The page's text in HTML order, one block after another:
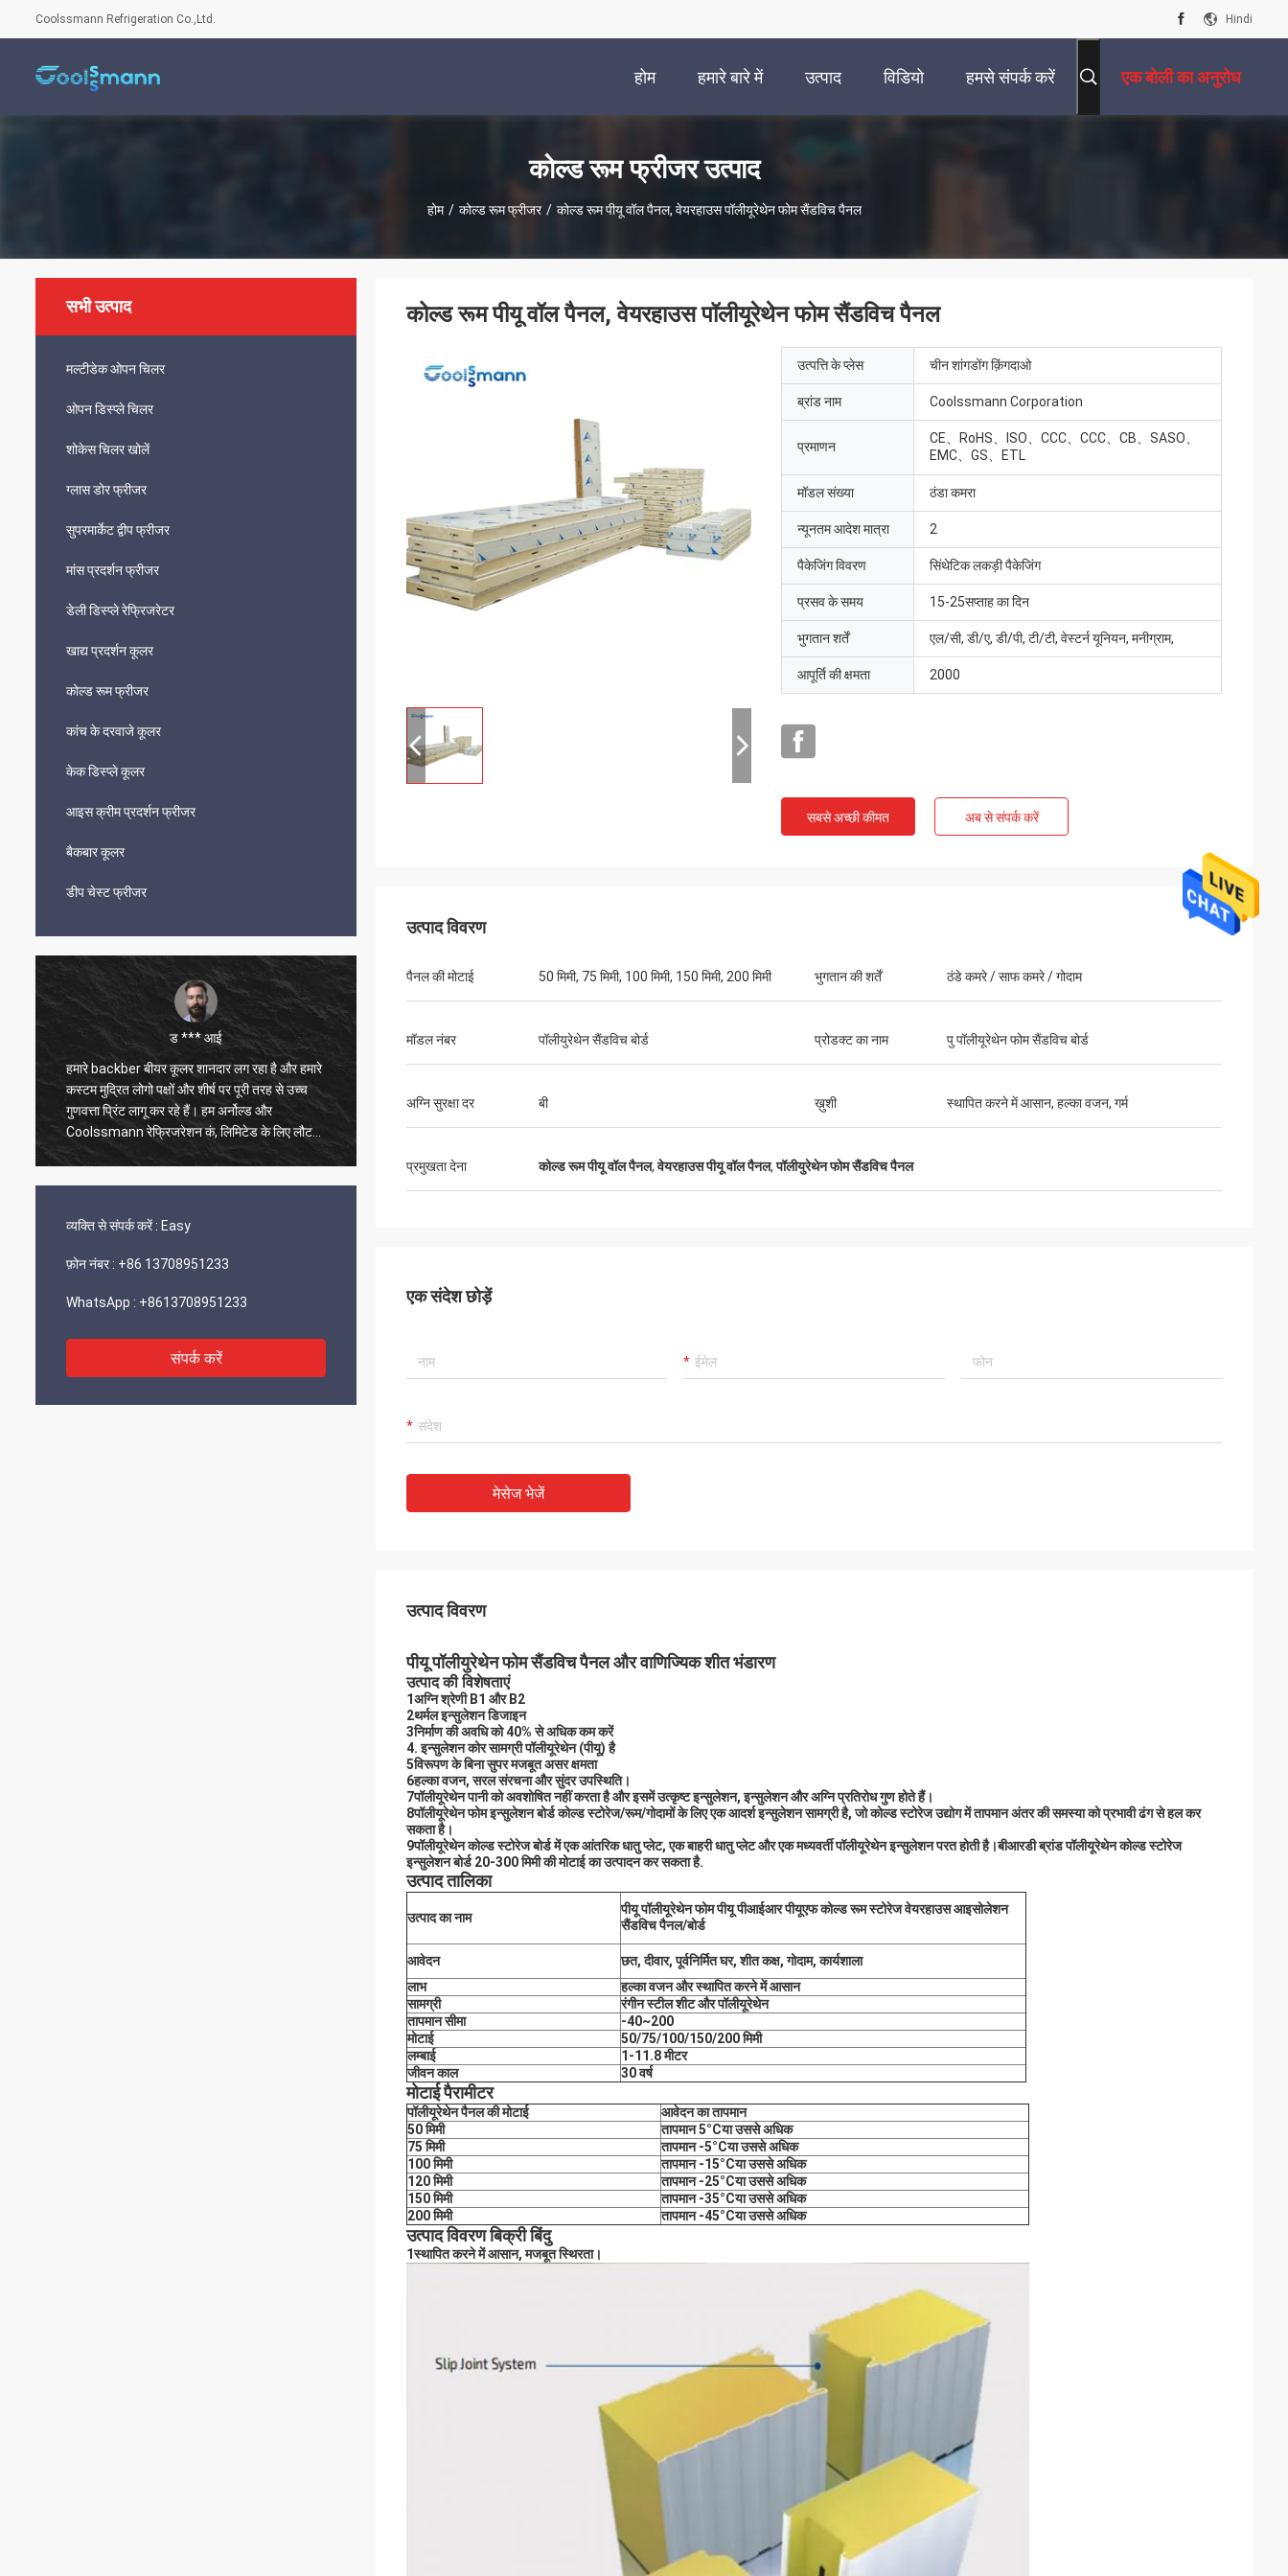
Coolssmann Refrigeration Co.,Ltd. Hindi
होम हमारे बारे में उत्पाद विडियो हमसे संपर्क करें एक बोली का अनुरोध
कोल्ड रूम फ्रीजर उत्पाद
होम / कोल्ड रूम फ्रीजर / कोल्ड रूम पीयू वॉल पैनल, वेयरहाउस पॉलीयूरेथेन फोम सैंडविच पैनल
सभी उत्पाद
मल्टीडेक ओपन चिलर
ओपन डिस्प्ले चिलर
शोकेस चिलर खोलें
ग्लास डोर फ्रीजर
सुपरमार्केट द्वीप फ्रीजर
मांस प्रदर्शन फ्रीजर
डेली डिस्प्ले रेफ्रिजरेटर
खाद्य प्रदर्शन कूलर
कोल्ड रूम फ्रीजर
कांच के दरवाजे कूलर
केक डिस्प्ले कूलर
आइस क्रीम प्रदर्शन फ्रीजर
बैकबार कूलर
डीप चेस्ट फ्रीजर
ड *** आई
हमारे backber बीयर कूलर शानदार लग रहा है और हमारे
कस्टम मुद्रित लोगो पक्षों और शीर्ष पर पूरी तरह से उच्च
गुणवत्ता प्रिंट लागू कर रहे हैं। हम अर्नोल्ड और
Coolssmann रेफ्रिजरेशन कं, लिमिटेड के लिए लौट
आएंगे.भविष्य के आदेशों के लिए. क्या एक महान अनुभव है.
हम कभी ECER पर बनाया है सबसे आसान आदेश में से एक.
जानकार है, और एक मजबूत अंग्रेजी की महारत के साथ
एक आशावादी रवैया है.हमारे सामान तैयार किए गए थे और
सही कामकाज के साथ ठीक ढंग से पहुंचा.
व्यक्ति से संपर्क करें : Easy
फ़ोन नंबर : +86 13708951233
WhatsApp : +8613708951233
संपर्क करें
कोल्ड रूम पीयू वॉल पैनल, वेयरहाउस पॉलीयूरेथेन फोम सैंडविच पैनल
उत्पत्ति के प्लेस चीन शांगडोंग क़िंगदाओ
ब्रांड नाम Coolssmann Corporation
प्रमाणन
CE、RoHS、ISO、CCC、CCC、CB、SASO、
EMC、GS、ETL
मॉडल संख्या ठंडा कमरा
न्यूनतम आदेश मात्रा 2
पैकेजिंग विवरण सिंथेटिक लकड़ी पैकेजिंग
प्रसव के समय 15-25सप्ताह का दिन
भुगतान शर्तें एल/सी, डी/ए, डी/पी, टी/टी, वेस्टर्न यूनियन, मनीग्राम,
आपूर्ति की क्षमता 2000
सबसे अच्छी कीमत अब से संपर्क करें
उत्पाद विवरण
पैनल की मोटाई 50 मिमी, 75 मिमी, 100 मिमी, 150 मिमी, 200 मिमी भुगतान की शर्तें ठंडे कमरे / साफ कमरे / गोदाम
मॉडल नंबर पॉलीयुरेथेन सैंडविच बोर्ड प्रोडक्ट का नाम पु पॉलीयूरेथेन फोम सैंडविच बोर्ड
अग्नि सुरक्षा दर बी ख़ुशी स्थापित करने में आसान, हल्का वजन, गर्म
प्रमुखता देना कोल्ड रूम पीयू वॉल पैनल,वेयरहाउस पीयू वॉल पैनल,पॉलीयुरेथेन फोम सैंडविच पैनल
एक संदेश छोड़ें
मेसेज भेजें
उत्पाद विवरण
पीयू पॉलीयुरेथेन फोम सैंडविच पैनल और वाणिज्यिक शीत भंडारण
उत्पाद की विशेषताएं
1अग्नि श्रेणी B1 और B2
2थर्मल इन्सुलेशन डिजाइन
3निर्माण की अवधि को 40% से अधिक कम करें
4. इन्सुलेशन कोर सामग्री पॉलीयूरेथेन (पीयू) है
5विरूपण के बिना सुपर मजबूत असर क्षमता
6हल्का वजन, सरल संरचना और सुंदर उपस्थिति।
7पॉलीयूरेथेन पानी को अवशोषित नहीं करता है और इसमें उत्कृष्ट इन्सुलेशन, इन्सुलेशन और अग्नि प्रतिरोध गुण होते हैं।
8पॉलीयूरेथेन फोम इन्सुलेशन बोर्ड कोल्ड स्टोरेज/रूम/गोदामों के लिए एक आदर्श इन्सुलेशन सामग्री है, जो कोल्ड स्टोरेज उद्योग में तापमान अंतर की समस्या को प्रभावी ढंग से हल कर
सकता है।
9पॉलीयूरेथेन कोल्ड स्टोरेज बोर्ड में एक आंतरिक धातु प्लेट, एक बाहरी धातु प्लेट और एक मध्यवर्ती पॉलीयूरेथेन इन्सुलेशन परत होती है।बीआरडी ब्रांड पॉलीयूरेथेन कोल्ड स्टोरेज
इन्सुलेशन बोर्ड 20-300 मिमी की मोटाई का उत्पादन कर सकता है.
उत्पाद तालिका
उत्पाद का नाम
पीयू पॉलीयूरेथेन फोम पीयू पीआईआर पीयूएफ कोल्ड रूम स्टोरेज वेयरहाउस आइसोलेशन
सैंडविच पैनल/बोर्ड
आवेदन
छत, दीवार, पूर्वनिर्मित घर, शीत कक्ष, गोदाम, कार्यशाला
लाभ
हल्का वजन और स्थापित करने में आसान
सामग्री
रंगीन स्टील शीट और पॉलीयूरेथेन
तापमान सीमा
-40~200
मोटाई
50/75/100/150/200 मिमी
लम्बाई
1-11.8 मीटर
जीवन काल
30 वर्ष
मोटाई पैरामीटर
पॉलीयूरेथेन पैनल की मोटाई
आवेदन का तापमान
50 मिमी
तापमान 5°Cया उससे अधिक
75 मिमी
तापमान -5°Cया उससे अधिक
100 मिमी
तापमान -15°Cया उससे अधिक
120 मिमी
तापमान -25°Cया उससे अधिक
150 मिमी
तापमान -35°Cया उससे अधिक
200 मिमी
तापमान -45°Cया उससे अधिक
उत्पाद विवरण बिक्री बिंदु
1स्थापित करने में आसान, मजबूत स्थिरता।